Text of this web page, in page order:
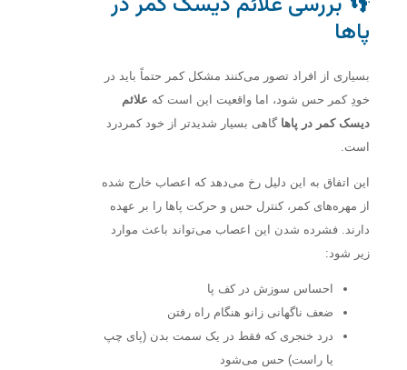
پاها
بسیاری از افراد تصور می‌کنند مشکل کمر حتماً باید در
خودِ کمر حس شود، اما واقعیت این است که علائم
دیسک کمر در پاها گاهی بسیار شدیدتر از خود کمردرد
است.
این اتفاق به این دلیل رخ می‌دهد که اعصاب خارج شده
از مهره‌های کمر، کنترل حس و حرکت پاها را بر عهده
دارند. فشرده شدن این اعصاب می‌تواند باعث موارد
زیر شود:
احساس سوزش در کف پا
ضعف ناگهانی زانو هنگام راه رفتن
درد خنجری که فقط در یک سمت بدن (پای چپ
یا راست) حس می‌شود